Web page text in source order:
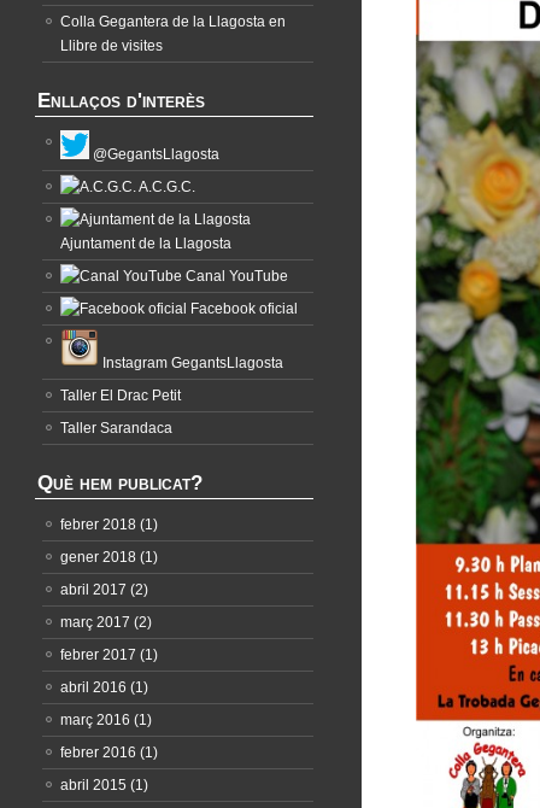
Colla Gegantera de la Llagosta en
Llibre de visites
Enllaços d'interès
@GegantsLlagosta
A.C.G.C.
Ajuntament de la Llagosta
Canal YouTube
Facebook oficial
Instagram GegantsLlagosta
Taller El Drac Petit
Taller Sarandaca
Què hem publicat?
febrer 2018 (1)
gener 2018 (1)
abril 2017 (2)
març 2017 (2)
febrer 2017 (1)
abril 2016 (1)
març 2016 (1)
febrer 2016 (1)
abril 2015 (1)